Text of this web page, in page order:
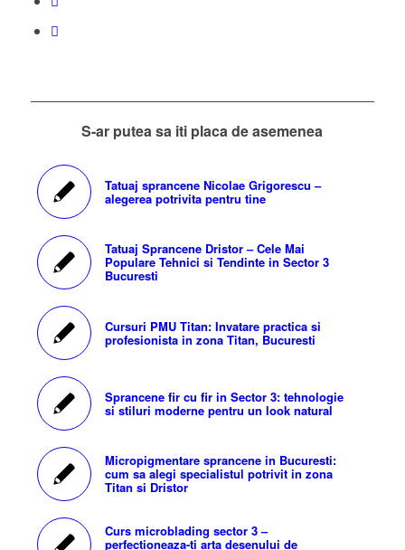
S-ar putea sa iti placa de asemenea
Tatuaj sprancene Nicolae Grigorescu –
alegerea potrivita pentru tine
Tatuaj Sprancene Dristor – Cele Mai
Populare Tehnici si Tendinte in Sector 3
Bucuresti
Cursuri PMU Titan: Invatare practica si
profesionista in zona Titan, Bucuresti
Sprancene fir cu fir in Sector 3: tehnologie
si stiluri moderne pentru un look natural
Micropigmentare sprancene in Bucuresti:
cum sa alegi specialistul potrivit in zona
Titan si Dristor
Curs microblading sector 3 –
perfectioneaza-ti arta desenului de